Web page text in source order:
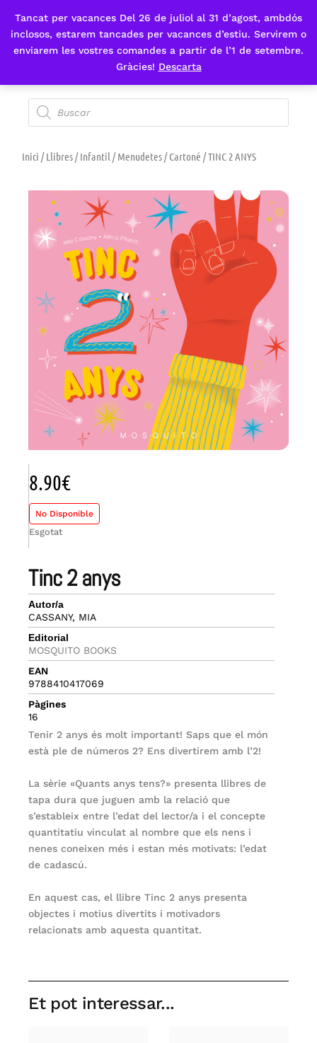
Tancat per vacances Del 26 de juliol al 31 d’agost, ambdós
inclosos, estarem tancades per vacances d’estiu. Servirem o
enviarem les vostres comandes a partir de l’1 de setembre.
Gràcies! Descarta
Fes-te'n sòcia
Inici /Llibres/Infantil /Menudetes / Cartoné / TINC 2 ANYS
tinc 2 anys
Autor/a
CASSANY, MIA
Editorial
MOSQUITO BOOKS
EAN
9788410417069
Pàgines
16
Tenir 2 anys és molt important! Saps que el món
està ple de números 2? Ens divertirem amb l’2!
La sèrie «Quants anys tens?» presenta llibres de
tapa dura que juguen amb la relació que
s’estableix entre l’edat del lector/a i el concepte
quantitatiu vinculat al nombre que els nens i
nenes coneixen més i estan més motivats: l’edat
de cadascú.
En aquest cas, el llibre Tinc 2 anys presenta
objectes i motius divertits i motivadors
relacionats amb aquesta quantitat.
8.90€
No Disponible
Esgotat
Et pot interessar...